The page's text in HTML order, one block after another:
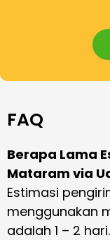
FAQ
Berapa Lama
Mataram via
Estimasi
menggunakan
adalah 1 – 2 hari.